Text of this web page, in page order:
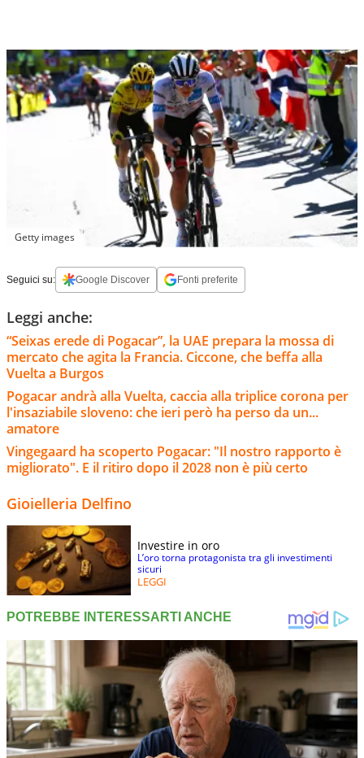
Getty images
Seguici su: Google Discover Fonti preferite
Leggi anche:
“Seixas erede di Pogacar”, la UAE prepara la mossa di
mercato che agita la Francia. Ciccone, che beffa alla
Vuelta a Burgos
Pogacar andrà alla Vuelta, caccia alla triplice corona per
l'insaziabile sloveno: che ieri però ha perso da un...
amatore
Vingegaard ha scoperto Pogacar: "Il nostro rapporto è
migliorato". E il ritiro dopo il 2028 non è più certo
Gioielleria Delfino
Investire in oro
L’oro torna protagonista tra gli investimenti
sicuri
LEGGI